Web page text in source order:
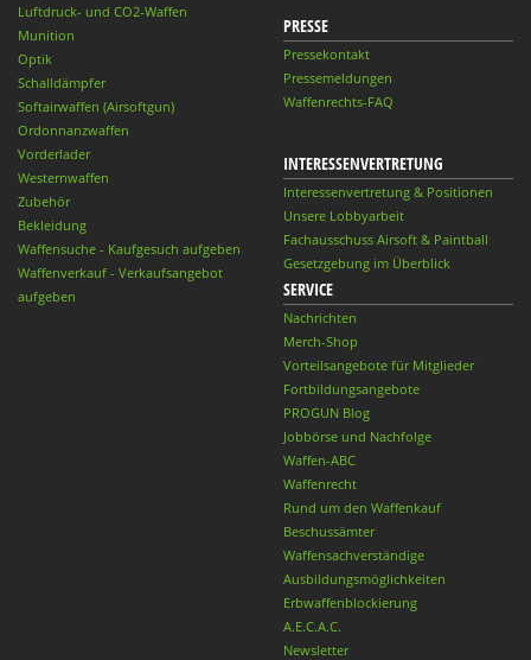
Luftdruck- und CO2-Waffen
Munition
Optik
Schalldämpfer
Softairwaffen (Airsoftgun)
Ordonnanzwaffen
Vorderlader
Westernwaffen
Zubehör
Bekleidung
Waffensuche - Kaufgesuch aufgeben
Waffenverkauf - Verkaufsangebot
aufgeben
PRESSE
Pressekontakt
Pressemeldungen
Waffenrechts-FAQ
INTERESSENVERTRETUNG
Interessenvertretung & Positionen
Unsere Lobbyarbeit
Fachausschuss Airsoft & Paintball
Gesetzgebung im Überblick
SERVICE
Nachrichten
Merch-Shop
Vorteilsangebote für Mitglieder
Fortbildungsangebote
PROGUN Blog
Jobbörse und Nachfolge
Waffen-ABC
Waffenrecht
Rund um den Waffenkauf
Beschussämter
Waffensachverständige
Ausbildungsmöglichkeiten
Erbwaffenblockierung
A.E.C.A.C.
Newsletter